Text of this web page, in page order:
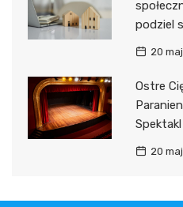
podziel
20
Ostre
Spektakl
20